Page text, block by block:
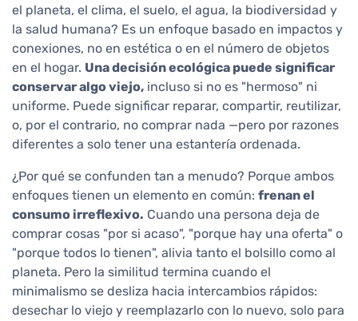
el planeta, el clima, el suelo, el agua, la biodiversidad y
la salud humana? Es un enfoque basado en impactos y
conexiones, no en estética o en el número de objetos
en el hogar. Una decisión ecológica puede significar
conservar algo viejo, incluso si no es "hermoso" ni
uniforme. Puede significar reparar, compartir, reutilizar,
o, por el contrario, no comprar nada —pero por razones
diferentes a solo tener una estantería ordenada.
¿Por qué se confunden tan a menudo? Porque ambos
enfoques tienen un elemento en común: frenan el
consumo irreflexivo. Cuando una persona deja de
comprar cosas "por si acaso", "porque hay una oferta" o
"porque todos lo tienen", alivia tanto el bolsillo como al
planeta. Pero la similitud termina cuando el
minimalismo se desliza hacia intercambios rápidos:
desechar lo viejo y reemplazarlo con lo nuevo, solo para